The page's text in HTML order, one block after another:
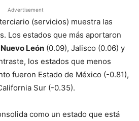
Advertisement
(servicios) muestra las
Los estados que más aportaron
Nuevo León (0.09), Jalisco (0.06) y
los estados que menos
fueron Estado de México (-0.81),
Sur (-0.35).
como un estado que está